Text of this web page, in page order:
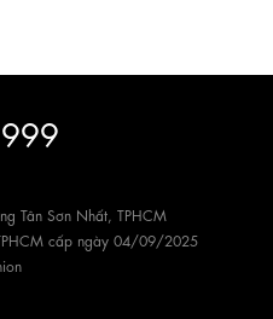
Tân Sơn Nhất, TPHCM
cấp ngày 04/09/2025